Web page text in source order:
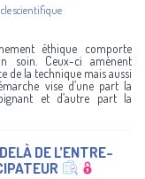
scientifique
éthique comporte
soin. Ceux-ci amènent
de la technique mais aussi
vise d’une part la
et d’autre part la
DE L’ENTRE-